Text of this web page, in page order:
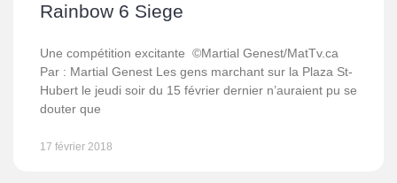
Rainbow 6 Siege
Une compétition excitante ©Martial Genest/MatTv.ca
Par : Martial Genest Les gens marchant sur la Plaza St-
Hubert le jeudi soir du 15 février dernier n’auraient pu se
douter que
17 février 2018